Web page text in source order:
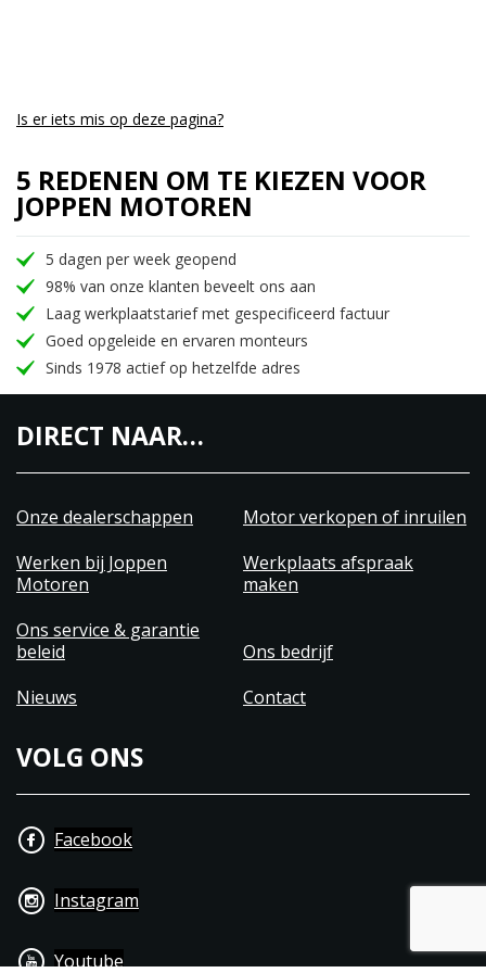
Is er iets mis op deze pagina?
5 REDENEN OM TE KIEZEN VOOR
JOPPEN MOTOREN
5 dagen per week geopend
98% van onze klanten beveelt ons aan
Laag werkplaatstarief met gespecificeerd factuur
Goed opgeleide en ervaren monteurs
Sinds 1978 actief op hetzelfde adres
DIRECT NAAR…
Onze dealerschappen
Motor verkopen of inruilen
Werken bij Joppen
Motoren
Werkplaats afspraak
maken
Ons service & garantie
beleid
Ons bedrijf
Nieuws
Contact
VOLG ONS
Facebook
Instagram
Youtube